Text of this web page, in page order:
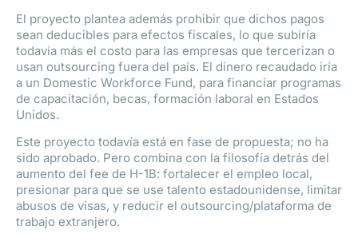
El proyecto plantea además prohibir que dichos pagos
sean deducibles para efectos fiscales, lo que subiría
todavía más el costo para las empresas que tercerizan o
usan outsourcing fuera del país. El dinero recaudado iría
a un Domestic Workforce Fund, para financiar programas
de capacitación, becas, formación laboral en Estados
Unidos.
Este proyecto todavía está en fase de propuesta; no ha
sido aprobado. Pero combina con la filosofía detrás del
aumento del fee de H-1B: fortalecer el empleo local,
presionar para que se use talento estadounidense, limitar
abusos de visas, y reducir el outsourcing/plataforma de
trabajo extranjero.